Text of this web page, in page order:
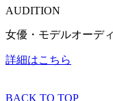
AUDITION
女優・モデルオーデ
詳細はこちら
BACK TO TOP